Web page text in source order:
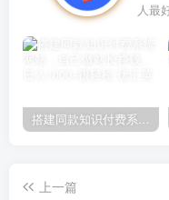
人最
搭建同款知识付费系统网站，自己做站长挣钱，日入1000+很轻松
上一篇